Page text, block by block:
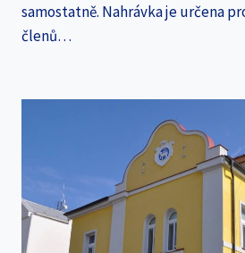
samostatně. Nahrávka je určena
členů…